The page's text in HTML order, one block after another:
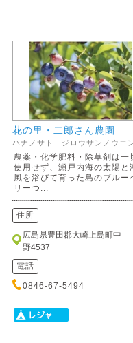
花の里・二郎さん農園
ハナノサト ジロウサンノウエ
農薬・化学肥料・除草剤は一
使用せず、瀬戸内海の太陽と
風を浴びて育った島のブルー
リーつ...
住所
広島県豊田郡大崎上島町中
野4537
電話
0846-67-5494